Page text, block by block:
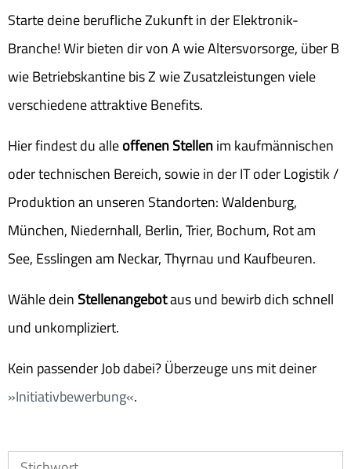
Starte deine berufliche Zukunft in der Elektronik-
Branche! Wir bieten dir von A wie Altersvorsorge, über B
wie Betriebskantine bis Z wie Zusatzleistungen viele
verschiedene attraktive Benefits.
Hier findest du alleoffenen Stellenim kaufmännischen
oder technischen Bereich, sowie in der IT oder Logistik /
Produktion an unseren Standorten: Waldenburg,
München, Niedernhall, Berlin, Trier, Bochum, Rot am
See, Esslingen am Neckar, Thyrnau und Kaufbeuren.
Wähle deinStellenangebotaus und bewirb dich schnell
und unkompliziert.
Kein passender Job dabei? Überzeuge uns mit deiner
Initiativbewerbung .